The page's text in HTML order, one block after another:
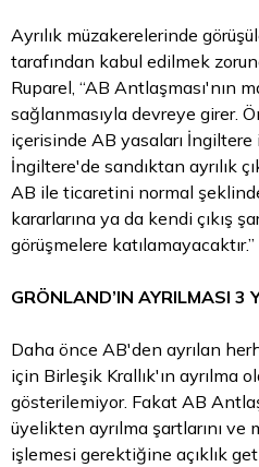
Ayrılık müzakerelerinde
tarafından kabul edilmek
Ruparel, “AB Antlaşması'nın
sağlanmasıyla devreye girer.
içerisinde AB yasaları
İngiltere'de sandıktan ayrılık
AB ile ticaretini normal
kararlarına ya da kendi çıkış
görüşmelere
GRÖNLAND’IN AYRILMASI 3
Daha önce AB'den ayrılan
için Birleşik Krallık'ın ayrılma
gösterilemiyor. Fakat AB
üyelikten ayrılma şartlarını ve
işlemesi gerektiğine açıklık